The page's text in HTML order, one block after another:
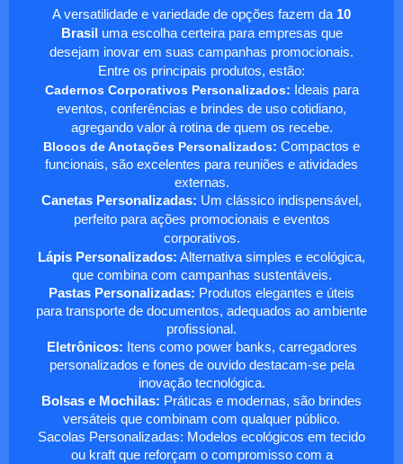
A versatilidade e variedade de opções fazem da 10
Brasil uma escolha certeira para empresas que
desejam inovar em suas campanhas promocionais.
Entre os principais produtos, estão:
Cadernos Corporativos Personalizados: Ideais para
eventos, conferências e brindes de uso cotidiano,
agregando valor à rotina de quem os recebe.
Blocos de Anotações Personalizados: Compactos e
funcionais, são excelentes para reuniões e atividades
externas.
Canetas Personalizadas: Um clássico indispensável,
perfeito para ações promocionais e eventos
corporativos.
Lápis Personalizados: Alternativa simples e ecológica,
que combina com campanhas sustentáveis.
Pastas Personalizadas: Produtos elegantes e úteis
para transporte de documentos, adequados ao ambiente
profissional.
Eletrônicos: Itens como power banks, carregadores
personalizados e fones de ouvido destacam-se pela
inovação tecnológica.
Bolsas e Mochilas: Práticas e modernas, são brindes
versáteis que combinam com qualquer público.
Sacolas Personalizadas: Modelos ecológicos em tecido
ou kraft que reforçam o compromisso com a